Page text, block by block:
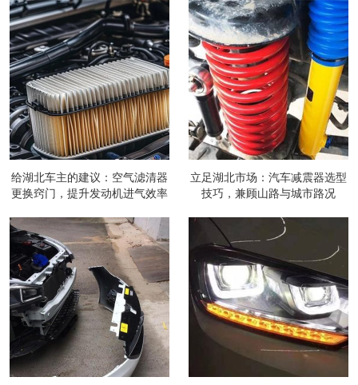
给湖北车主的建议：空气滤清器
更换窍门，提升发动机进气效率
立足湖北市场：汽车减震器选型
技巧，兼顾山路与城市路况